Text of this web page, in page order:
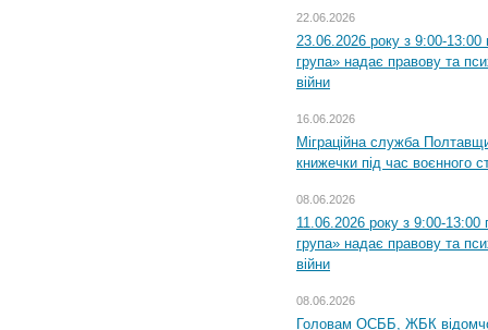
22.06.2026
23.06.2026 року з 9:00-13:00
група» надає правову та
війни
16.06.2026
Міграційна служба
книжечки під час воєнного
08.06.2026
11.06.2026 року з 9:00-13:00
група» надає правову та
війни
08.06.2026
Головам ОСББ, ЖБК